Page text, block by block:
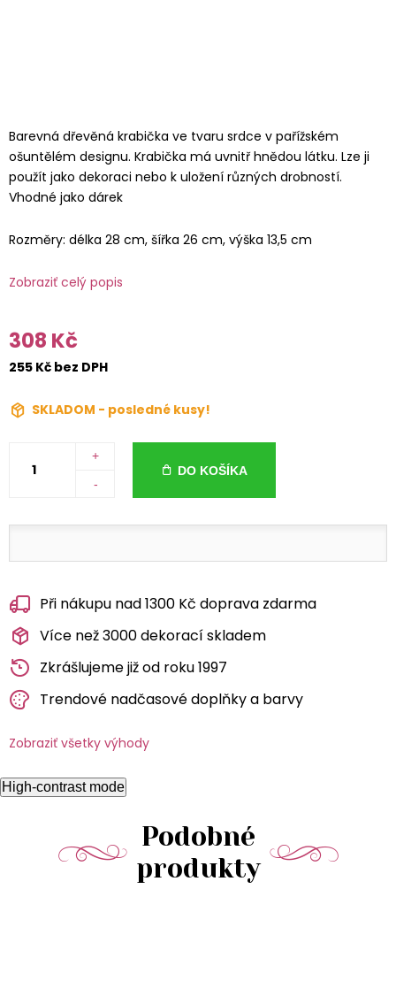
Barevná dřevěná krabička ve tvaru srdce v pařížském
ošuntělém designu. Krabička má uvnitř hnědou látku. Lze ji
použít jako dekoraci nebo k uložení různých drobností.
Vhodné jako dárek
Rozměry: délka 28 cm, šířka 26 cm, výška 13,5 cm
Zobraziť celý popis
308 Kč
255 Kč bez DPH
SKLADOM - posledné kusy!
+
-
DO KOŠÍKA
Při nákupu nad 1300 Kč doprava zdarma
Více než 3000 dekorací skladem
Zkrášlujeme již od roku 1997
Trendové nadčasové doplňky a barvy
Zobraziť všetky výhody
High-contrast mode
Podobné
produkty